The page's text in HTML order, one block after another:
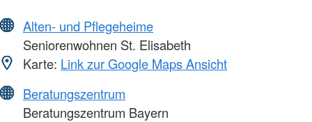
Alten- und Pflegeheime
Seniorenwohnen St. Elisabeth
Karte: Link zur Google Maps Ansicht
Beratungszentrum
Beratungszentrum Bayern